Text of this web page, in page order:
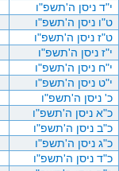
י"ד ניסן ה'תשפ"ו
ט"ו ניסן ה'תשפ"ו
ט"ז ניסן ה'תשפ"ו
י"ז ניסן ה'תשפ"ו
י"ח ניסן ה'תשפ"ו
י"ט ניסן ה'תשפ"ו
כ' ניסן ה'תשפ"ו
כ"א ניסן ה'תשפ"ו
כ"ב ניסן ה'תשפ"ו
כ"ג ניסן ה'תשפ"ו
כ"ד ניסן ה'תשפ"ו